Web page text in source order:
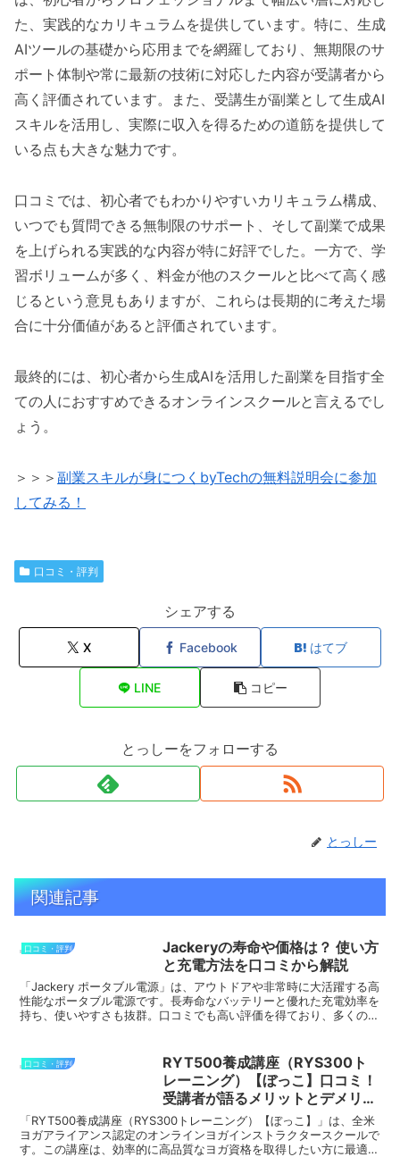
た、実践的なカリキュラムを提供しています。特に、生成
AIツールの基礎から応用までを網羅しており、無期限のサ
ポート体制や常に最新の技術に対応した内容が受講者から
高く評価されています。また、受講生が副業として生成AI
スキルを活用し、実際に収入を得るための道筋を提供して
いる点も大きな魅力です。
口コミでは、初心者でもわかりやすいカリキュラム構成、
いつでも質問できる無制限のサポート、そして副業で成果
を上げられる実践的な内容が特に好評でした。一方で、学
習ボリュームが多く、料金が他のスクールと比べて高く感
じるという意見もありますが、これらは長期的に考えた場
合に十分価値があると評価されています。
最終的には、初心者から生成AIを活用した副業を目指す全
ての人におすすめできるオンラインスクールと言えるでし
ょう。
＞＞＞ 副業スキルが身につくbyTechの無料説明会に参加
してみる！
口コミ・評判
シェアする
X Facebook はてブ
LINE コピー
とっしーをフォローする
とっしー
関連記事
口コミ・評判
Jackeryの寿命や価格は？ 使い方
と充電方法を口コミから解説
「Jackery ポータブル電源」は、アウトドアや非常時に大活躍する高
性能なポータブル電源です。長寿命なバッテリーと優れた充電効率を
持ち、使いやすさも抜群。口コミでも高い評価を得ており、多くのユ
口コミ・評判
RYT500養成講座（RYS300ト
レーニング）【ぼっこ】口コミ！
受講者が語るメリットとデメリッ
ト
「RYT500養成講座（RYS300トレーニング）【ぼっこ】」は、全米
ヨガアライアンス認定のオンラインヨガインストラクタースクールで
す。この講座は、効率的に高品質なヨガ資格を取得したい方に最適で